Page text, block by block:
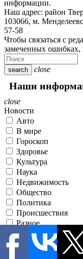
информации.
Наш адрес: район
103066, м.
57-58
Чтобы связаться с
замеченных ошибках,
search close
Наши
close
Новости
Авто
В мире
Гороскоп
Здоровье
Культура
Наука
Недвижимость
Общество
Политика
Происшествия
Разное
Спорт
Статьи
Строительство